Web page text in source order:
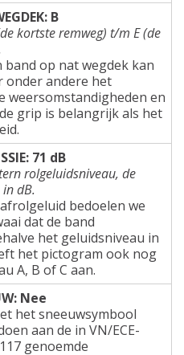
B
kortste remweg) t/m E (de
band op nat wegdek kan
onder andere het
weersomstandigheden en
grip is belangrijk als het
71 dB
rolgeluidsniveau, de
dB.
bedoelen we
dat de band
het geluidsniveau in
het pictogram ook nog
A, B of C aan.
Nee
het sneeuwsymbool
aan de in VN/ECE-
genoemde